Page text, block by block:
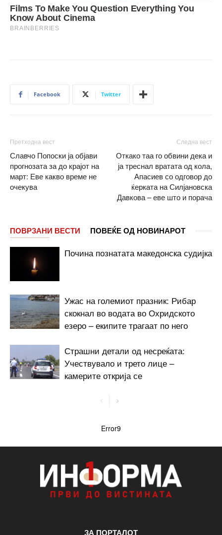
Facebook Twitter
Претходна вест
Славчо Попоски ја објави
прогнозата за до крајот на
март: Еве какво време не
очекува
Следна вест
Откако таа го обвини дека и
ја треснал вратата од кола,
Апасиев со одговор до
ќерката на Силјановска
Давкова – еве што и порача
ПОВРЗАНИ ВЕСТИ ПОВЕЌЕ ОД НОВИНАРОТ
Почина познатата македонска судијка
Ужас на големиот празник: Рибар
скокнал во водата во Охридското
езеро – екипите трагаат по него
Страшни детали од несреќата:
Учествувало и трето лице –
камерите открија се
Error9
ЗА ПОРТАЛОТ